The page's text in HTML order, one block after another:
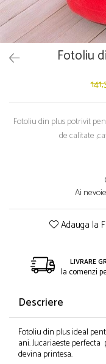
Papusi si accesorii
Trotinete
Trenulete si masinute
Unelte si bancuri de lucru
Fotoliu
Fotoliu din plus potrivit
de calitate
Ai
Adauga la
LIVRARE
la comenzi
Descriere
Fotoliu din plus ideal
ani. Jucariaeste
devina printesa.